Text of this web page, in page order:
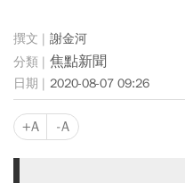
謝金河
焦點新聞
2020-08-07 09:26
+A -A